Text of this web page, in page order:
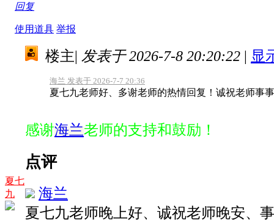
回复
使用道具 举报
夏七
九
楼主| 发表于 2026-7-8 20:20:22 | 显
海兰 发表于 2026-7-7 20:36
夏七九老师好、多谢老师的热情回复！诚祝老师事
感谢海兰老师的支持和鼓励！
点评
海兰
夏七九老师晚上好、诚祝老师晚安、